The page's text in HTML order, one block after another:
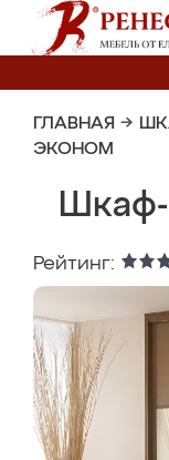
ГЛАВНАЯ →
ЭКОНОМ
Рейтинг: